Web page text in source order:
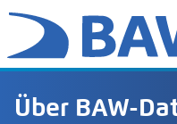
Über BAW-